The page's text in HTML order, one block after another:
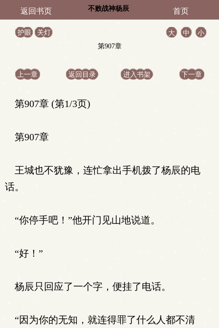
返回书页 不败战神杨辰 首页
护眼 关灯 大 中
小
第907章
上一章 返回目录 进入书架 下一章
第907章 (第1/3页)
第907章
王城也不犹豫，连忙拿出手机拨了杨辰的电
话。
“你停手吧！”他开门见山地说道。
“好！”
杨辰只回应了一个字，便挂了电话。
“因为你的无知，就连得罪了什么人都不清